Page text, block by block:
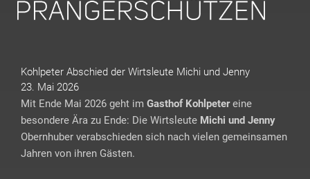
Kohlpeter Abschied der Wirtsleute Michi und Jenny
23. Mai 2026
Mit Ende Mai 2026 geht im Gasthof Kohlpetereine
besondere Ära zu Ende: Die Wirtsleute Michi und Jenny
Obernhuber verabschieden sich nach vielen gemeinsamen
Jahren von ihren Gästen.